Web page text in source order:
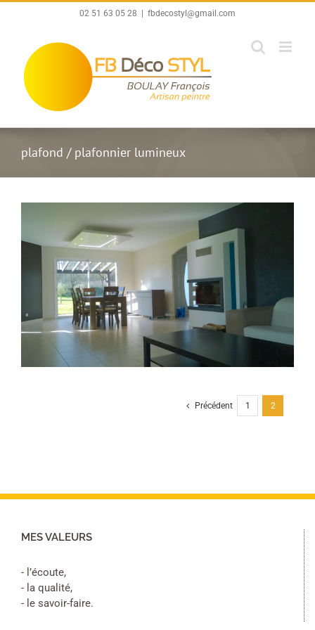
02 51 63 05 28 fbdecostyl@gmail.com
plafond / plafonnier lumineux
Précédent 1 2
MES VALEURS
- l’écoute,
- la qualité,
- le savoir-faire.